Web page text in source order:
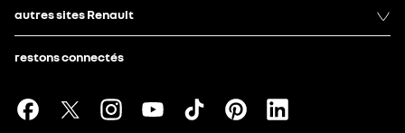
autres sites Renault
restons connectés